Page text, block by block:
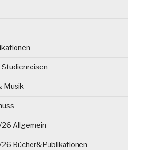
Musik
Allgemein
Bücher&Publikationen